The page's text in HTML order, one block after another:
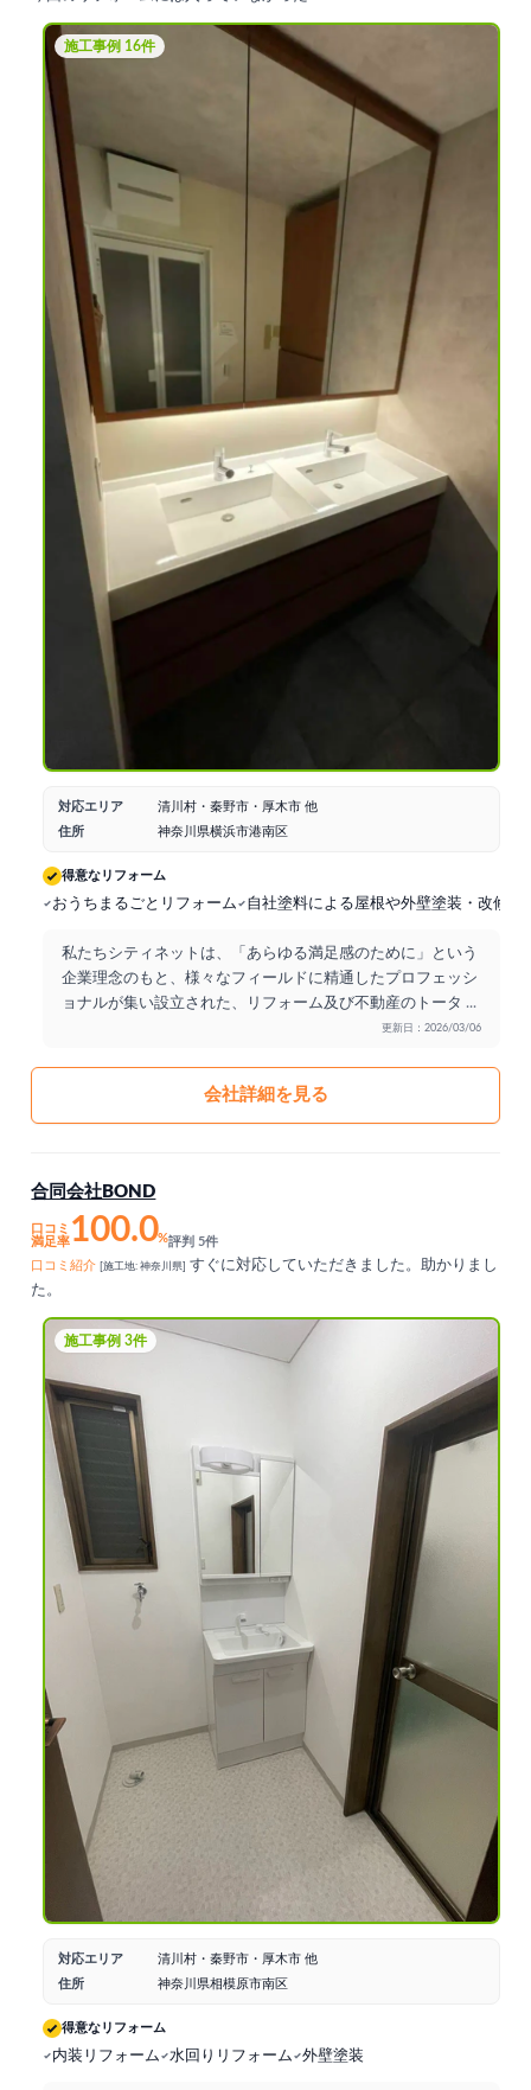
施工事例 16件
対応エリア
清川村・秦野市・厚木市 他
住所
神奈川県横浜市港南区
得意なリフォーム
おうちまるごとリフォーム 自社塗料による屋根や外壁塗装・改修工
私たちシティネットは、「あらゆる満足感のために」という
企業理念のもと、様々なフィールドに精通したプロフェッシ
ョナルが集い設立された、リフォーム及び不動産のトータ ...
更新日：2026/03/06
会社詳細を見る
合同会社BOND
口コミ
満足率100.0%評判 5件
口コミ紹介
[施工地: 神奈川県]
すぐに対応していただきました。助かりまし
た。
施工事例 3件
対応エリア
清川村・秦野市・厚木市 他
住所
神奈川県相模原市南区
得意なリフォーム
内装リフォーム 水回りリフォーム 外壁塗装